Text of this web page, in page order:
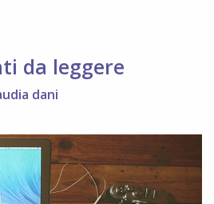
da leggere
dani